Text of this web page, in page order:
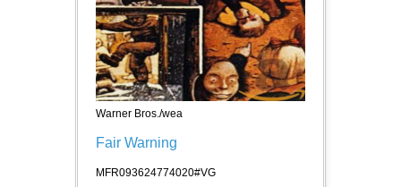
Warner Bros./wea
Fair Warning
MFR093624774020#VG